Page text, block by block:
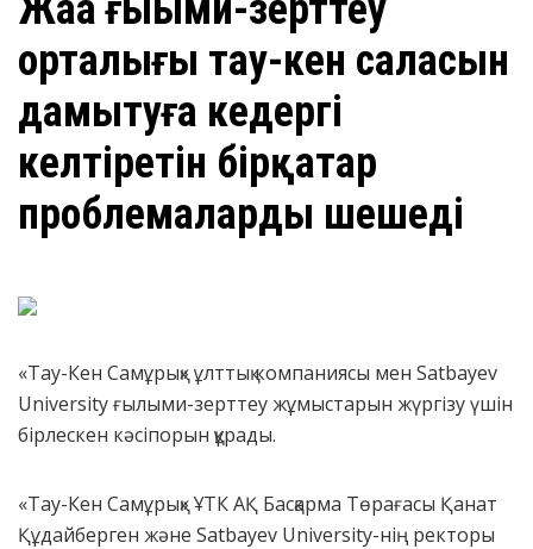
орталығы тау-кен саласын
дамытуға кедергі
келтіретін бірқатар
проблемаларды шешеді
«Тау-Кен Самұрық» ұлттық компаниясы мен Satbayev
University ғылыми-зерттеу жұмыстарын жүргізу үшін
бірлескен кәсіпорын құрады.
«Тау-Кен Самұрық» ҰТК АҚ Басқарма Төрағасы Қанат
Құдайберген және Satbayev University-нің ректоры